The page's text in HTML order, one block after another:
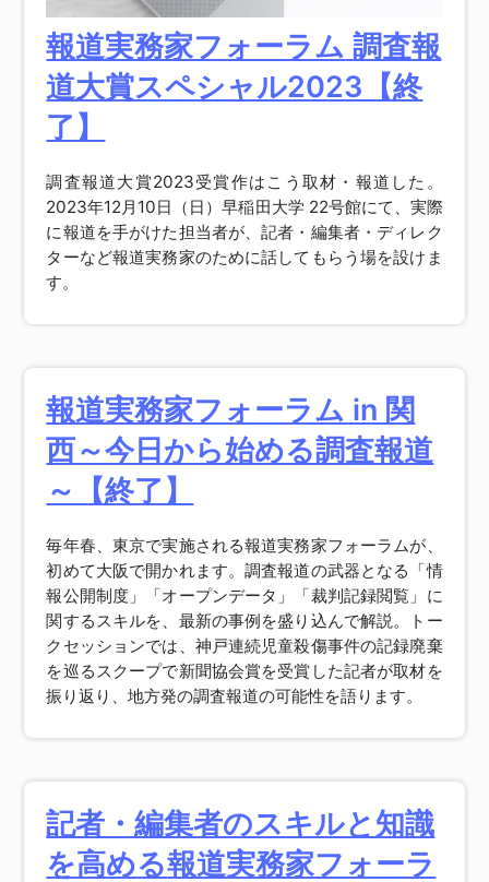
報道実務家フォーラム 調査報
道大賞スペシャル2023【終
了】
調査報道大賞2023受賞作はこう取材・報道した。
2023年12月10日（日）早稲田大学 22号館にて、実際
に報道を手がけた担当者が、記者・編集者・ディレク
ターなど報道実務家のために話してもらう場を設けま
す。
報道実務家フォーラム in 関
西～今日から始める調査報道
～【終了】
毎年春、東京で実施される報道実務家フォーラムが、
初めて大阪で開かれます。調査報道の武器となる「情
報公開制度」「オープンデータ」「裁判記録閲覧」に
関するスキルを、最新の事例を盛り込んで解説。トー
クセッションでは、神戸連続児童殺傷事件の記録廃棄
を巡るスクープで新聞協会賞を受賞した記者が取材を
振り返り、地方発の調査報道の可能性を語ります。
記者・編集者のスキルと知識
を高める報道実務家フォーラ